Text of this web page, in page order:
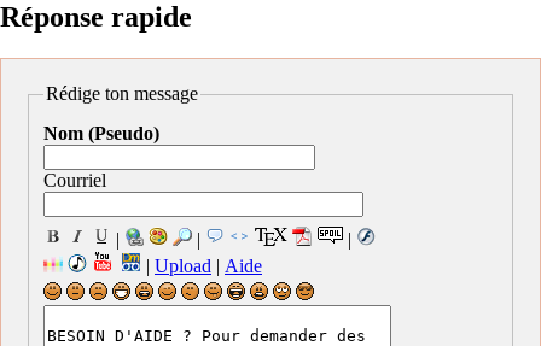
Réponse rapide
Rédige ton message
Nom (Pseudo)
Courriel
| |
|
| Upload | Aide